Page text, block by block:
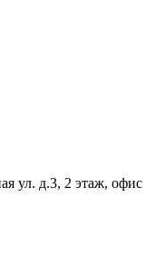
ул. д.3, 2 этаж, офис